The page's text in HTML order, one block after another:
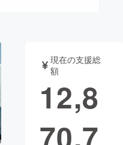
現在の支援総
額
12,8